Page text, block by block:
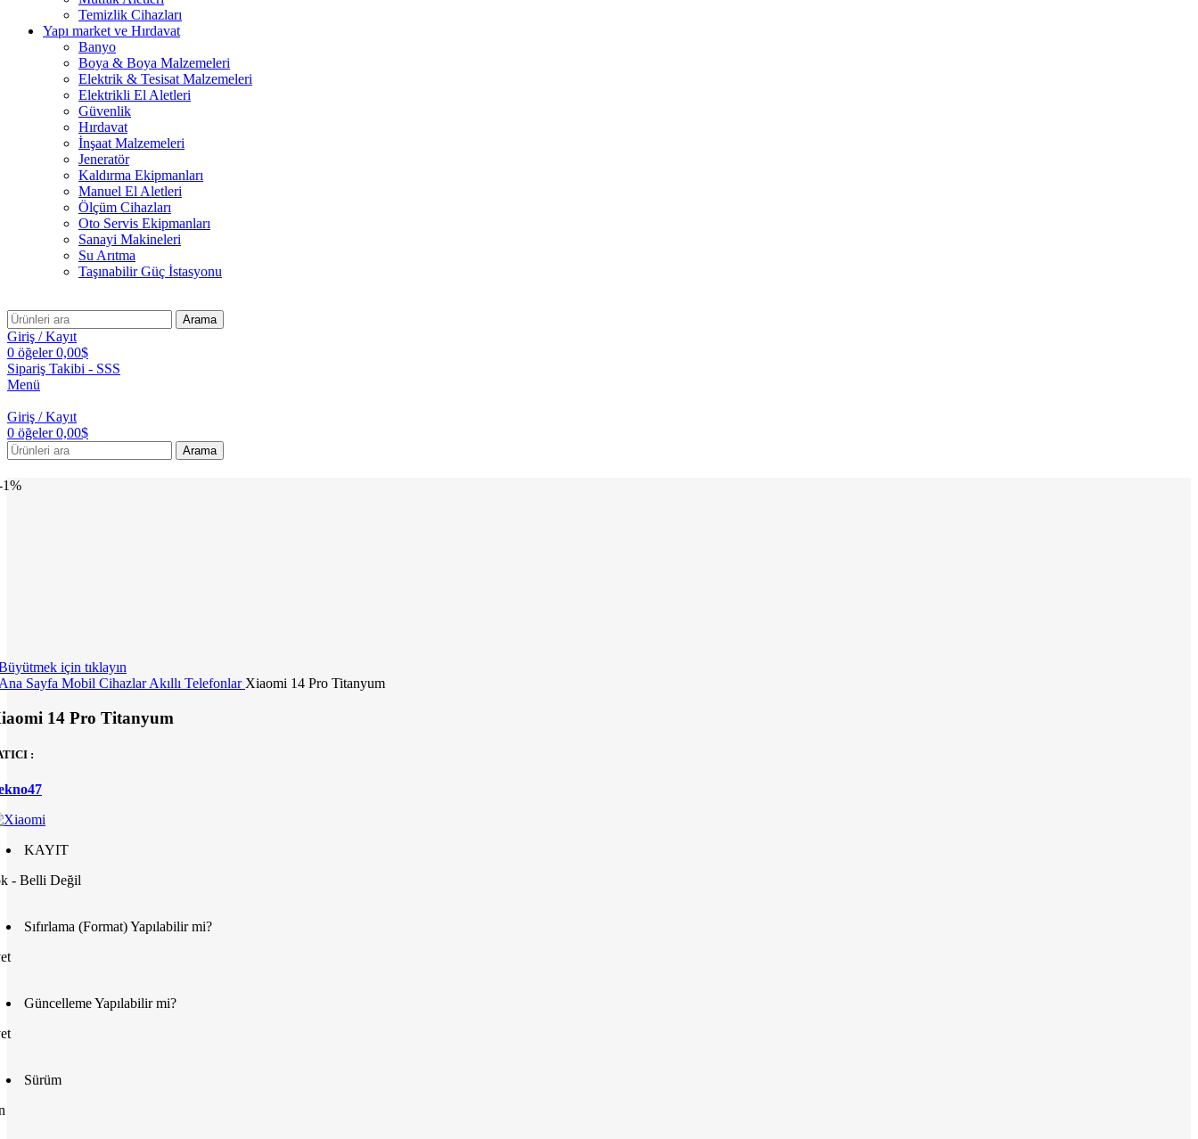
Temizlik Cihazları
Yapı market ve Hırdavat
Banyo
Boya & Boya Malzemeleri
Elektrik & Tesisat Malzemeleri
Elektrikli El Aletleri
Güvenlik
Hırdavat
İnşaat Malzemeleri
Jeneratör
Kaldırma Ekipmanları
Manuel El Aletleri
Ölçüm Cihazları
Oto Servis Ekipmanları
Sanayi Makineleri
Su Arıtma
Taşınabilir Güç İstasyonu
Arama
Giriş / Kayıt
0 öğeler 0,00$
Sipariş Takibi - SSS
Menü
Giriş / Kayıt
0 öğeler 0,00$
Arama
1%
için tıklayın
Sayfa Mobil CihazlarAkıllı Telefonlar Xiaomi 14 Pro Titanyum
14 Pro Titanyum
:
KAYIT
- Belli Değil
Sıfırlama (Format) Yapılabilir mi?
Güncelleme Yapılabilir mi?
Sürüm